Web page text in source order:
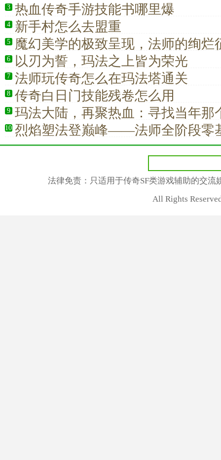
3 热血传奇手游技能书哪里爆
4 新手村怎么去盟重
5 魔幻美学的极致呈现，法师的绚烂
6 以刃为誓，玛法之上皆为荣光
7 法师玩传奇怎么在玛法塔通关
8 传奇白日门技能残卷怎么用
9 玛法大陆，再聚热血：寻找当年那
的兄弟
10 烈焰塑法登巅峰——法师全阶段零
育成长指南
法律免责：只适用于传奇SF类游戏辅助的交
All Rights